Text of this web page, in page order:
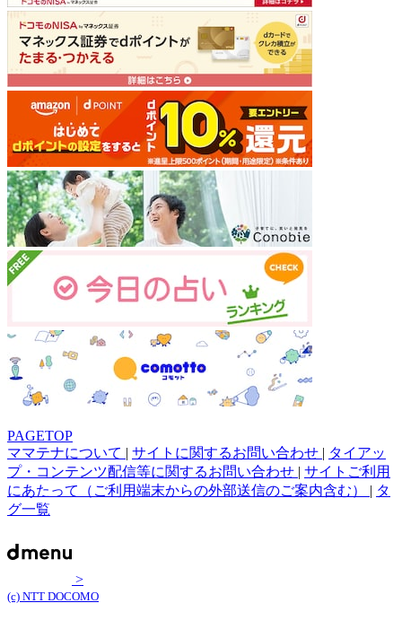
PAGETOP
ママテナについて | サイトに関するお問い合わせ | タイアッ
プ・コンテンツ配信等に関するお問い合わせ | サイトご利用
にあたって（ご利用端末からの外部送信のご案内含む） | タ
グ一覧
>
(c) NTT DOCOMO